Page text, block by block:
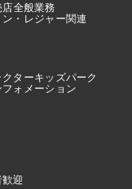
店全般業務
ン・レジャー関連
ターキッズパーク
フォメーション
迎